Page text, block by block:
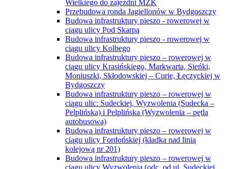
Wielkiego do zajezdni MZK
Przebudowa ronda Jagiellonów w Bydgoszczy
Budowa infrastruktury pieszo - rowerowej w
ciągu ulicy Pod Skarpą
Budowa infrastruktury pieszo - rowerowej w
ciągu ulicy Kolbego
Budowa infrastruktury pieszo – rowerowej w
ciągu ulicy Krasińskiego, Markwarta, Sieńki,
Moniuszki, Skłodowskiej – Curie, Łęczyckiej w
Bydgoszczy
Budowa infrastruktury pieszo – rowerowej w
ciągu ulic: Sudeckiej, Wyzwolenia (Sudecka –
Pelplińska) i Pelplińska (Wyzwolenia – pętla
autobusowa)
Budowa infrastruktury pieszo – rowerowej w
ciągu ulicy Fordońskiej (kładka nad linią
kolejową nr 201)
Budowa infrastruktury pieszo – rowerowej w
ciągu ulicy Wyzwolenia (odc. od ul. Sudeckiej